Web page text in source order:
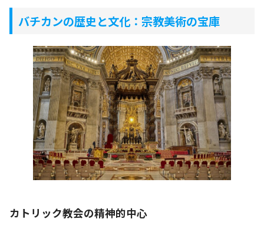
バチカンの歴史と文化：宗教美術の宝庫
カトリック教会の精神的中心